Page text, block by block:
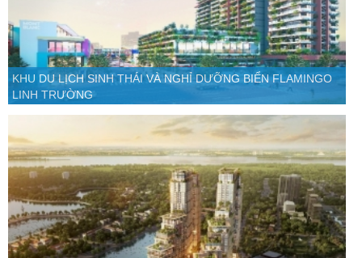
KHU DU LỊCH SINH THÁI VÀ NGHỈ DƯỠNG BIỂN FLAMINGO
LINH TRƯỜNG